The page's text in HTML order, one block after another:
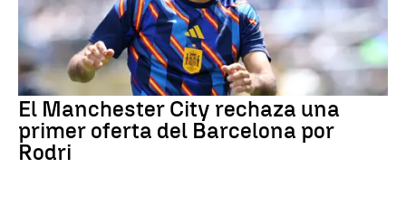
El Manchester City rechaza una
primer oferta del Barcelona por
Rodri